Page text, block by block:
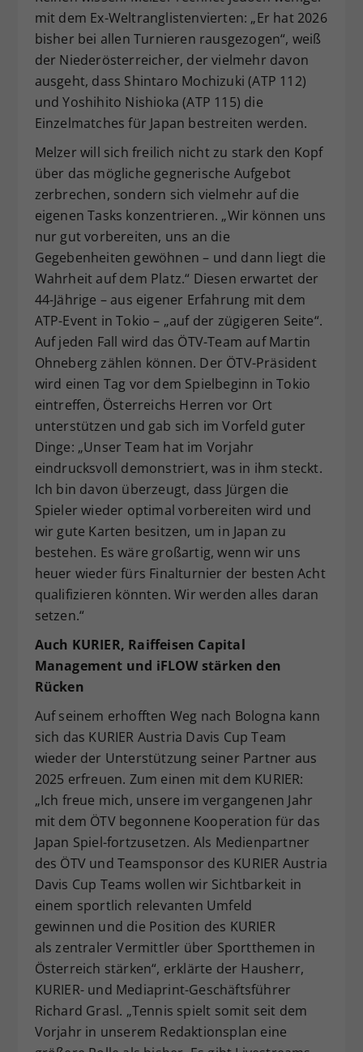
mit dem Ex-Weltranglistenvierten: „Er hat 2026
bisher bei allen Turnieren rausgezogen“, weiß
der Niederösterreicher, der vielmehr davon
ausgeht, dass Shintaro Mochizuki (ATP 112)
und Yoshihito Nishioka (ATP 115) die
Einzelmatches für Japan bestreiten werden.
Melzer will sich freilich nicht zu stark den Kopf
über das mögliche gegnerische Aufgebot
zerbrechen, sondern sich vielmehr auf die
eigenen Tasks konzentrieren. „Wir können uns
nur gut vorbereiten, uns an die
Gegebenheiten gewöhnen – und dann liegt die
Wahrheit auf dem Platz.“ Diesen erwartet der
44-Jährige – aus eigener Erfahrung mit dem
ATP-Event in Tokio – „auf der zügigeren Seite“.
Auf jeden Fall wird das ÖTV-Team auf Martin
Ohneberg zählen können. Der ÖTV-Präsident
wird einen Tag vor dem Spielbeginn in Tokio
eintreffen, Österreichs Herren vor Ort
unterstützen und gab sich im Vorfeld guter
Dinge: „Unser Team hat im Vorjahr
eindrucksvoll demonstriert, was in ihm steckt.
Ich bin davon überzeugt, dass Jürgen die
Spieler wieder optimal vorbereiten wird und
wir gute Karten besitzen, um in Japan zu
bestehen. Es wäre großartig, wenn wir uns
heuer wieder fürs Finalturnier der besten Acht
qualifizieren könnten. Wir werden alles daran
setzen.“
Auch KURIER, Raiffeisen Capital
Management und iFLOW stärken den
Rücken
Auf seinem erhofften Weg nach Bologna kann
sich das KURIER Austria Davis Cup Team
wieder der Unterstützung seiner Partner aus
2025 erfreuen. Zum einen mit dem KURIER:
„Ich freue mich, unsere im vergangenen Jahr
mit dem ÖTV begonnene Kooperation für das
Japan Spiel-fortzusetzen. Als Medienpartner
des ÖTV und Teamsponsor des KURIER Austria
Davis Cup Teams wollen wir Sichtbarkeit in
einem sportlich relevanten Umfeld
gewinnen und die Position des KURIER
als zentraler Vermittler über Sportthemen in
Österreich stärken“, erklärte der Hausherr,
KURIER- und Mediaprint-Geschäftsführer
Richard Grasl. „Tennis spielt somit seit dem
Vorjahr in unserem Redaktionsplan eine